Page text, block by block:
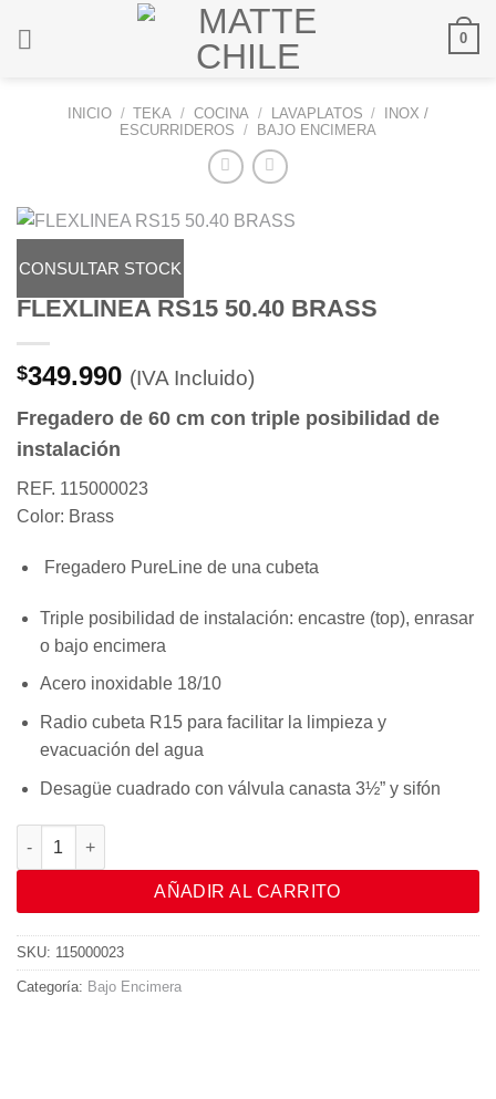
0
INICIO / TEKA / COCINA / LAVAPLATOS /
INOX /
ESCURRIDEROS / BAJO ENCIMERA
CONSULTAR STOCK
FLEXLINEA RS15 50.40 BRASS
$349.990 (IVA Incluido)
Fregadero de 60 cm con triple posibilidad de
instalación
REF. 115000023
Color: Brass
Fregadero PureLine de una cubeta
Triple posibilidad de instalación: encastre (top), enrasar
o bajo encimera
Acero inoxidable 18/10
Radio cubeta R15 para facilitar la limpieza y
evacuación del agua
Desagüe cuadrado con válvula canasta 3½” y sifón
FLEXLINEA RS15 50.40 BRASS cantidad
AÑADIR AL CARRITO
SKU: 115000023
Categoría: Bajo Encimera